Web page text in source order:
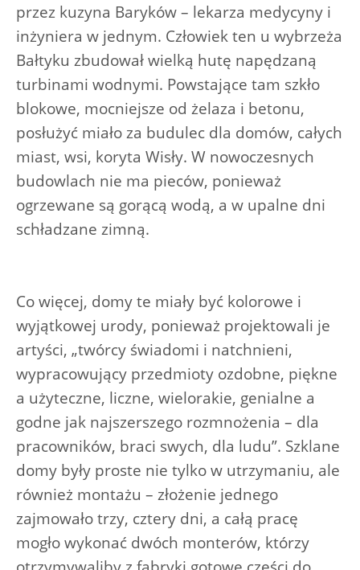
przez kuzyna Baryków – lekarza medycyny i
inżyniera w jednym. Człowiek ten u wybrzeża
Bałtyku zbudował wielką hutę napędzaną
turbinami wodnymi. Powstające tam szkło
blokowe, mocniejsze od żelaza i betonu,
posłużyć miało za budulec dla domów, całych
miast, wsi, koryta Wisły. W nowoczesnych
budowlach nie ma pieców, ponieważ
ogrzewane są gorącą wodą, a w upalne dni
schładzane zimną.
Co więcej, domy te miały być kolorowe i
wyjątkowej urody, ponieważ projektowali je
artyści, „twórcy świadomi i natchnieni,
wypracowujący przedmioty ozdobne, piękne
a użyteczne, liczne, wielorakie, genialne a
godne jak najszerszego rozmnożenia – dla
pracowników, braci swych, dla ludu”. Szklane
domy były proste nie tylko w utrzymaniu, ale
również montażu – złożenie jednego
zajmowało trzy, cztery dni, a całą pracę
mogło wykonać dwóch monterów, którzy